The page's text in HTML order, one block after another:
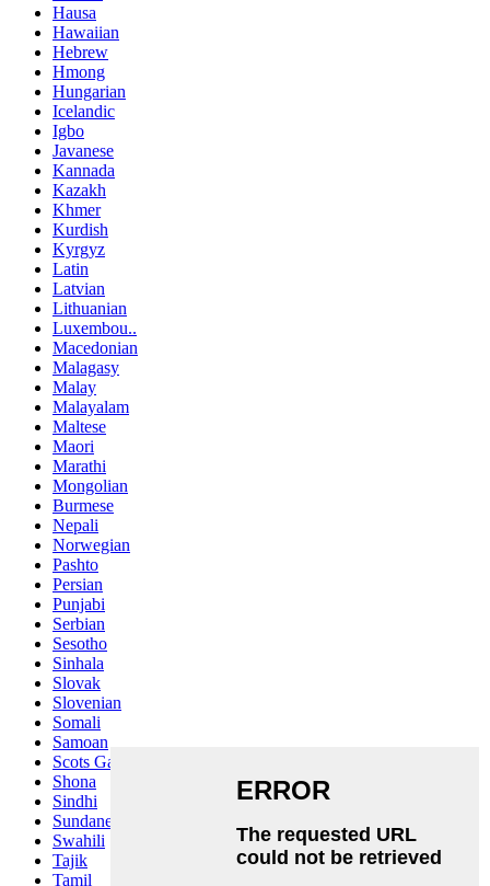
Hausa
Hawaiian
Hebrew
Hmong
Hungarian
Icelandic
Igbo
Javanese
Kannada
Kazakh
Khmer
Kurdish
Kyrgyz
Latin
Latvian
Lithuanian
Luxembou..
Macedonian
Malagasy
Malay
Malayalam
Maltese
Maori
Marathi
Mongolian
Burmese
Nepali
Norwegian
Pashto
Persian
Punjabi
Serbian
Sesotho
Sinhala
Slovak
Slovenian
Somali
Samoan
Scots Gaelic
Shona
Sindhi
Sundanese
Swahili
Tajik
Tamil